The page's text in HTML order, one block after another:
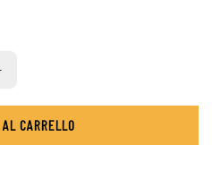
CARRELLO